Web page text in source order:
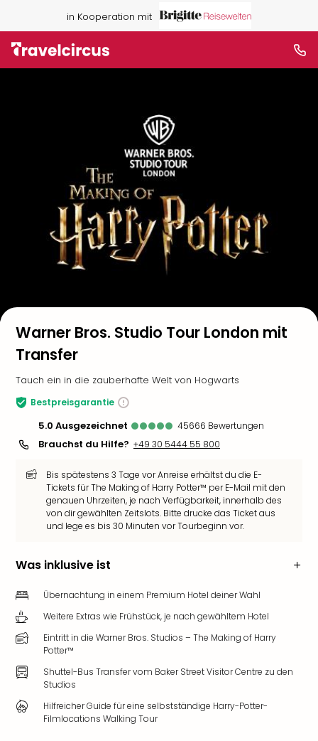
in Kooperation mit
Warner Bros. Studio Tour London mit
Transfer
Tauch ein in die zauberhafte Welt von Hogwarts
Bestpreisgarantie
5.0 ausgezeichnet 45666 Bewertungen
Brauchst du Hilfe? +49 30 5444 55 800
Bis spätestens 3 Tage vor Anreise erhältst du die E-
Tickets für The Making of Harry Potter™ per E-Mail mit den
genauen Uhrzeiten, je nach Verfügbarkeit, innerhalb des
von dir gewählten Zeitslots. Bitte drucke das Ticket aus
und lege es bis 30 Minuten vor Tourbeginn vor.
Was inklusive ist
Übernachtung in einem Premium Hotel deiner Wahl
Weitere Extras wie Frühstück, je nach gewähltem Hotel
Eintritt in die Warner Bros. Studios – The Making of Harry
Potter™
Shuttel-Bus Transfer vom Baker Street Visitor Centre zu den
Studios
Hilfreicher Guide für eine selbstständige Harry-Potter-
Filmlocations Walking Tour